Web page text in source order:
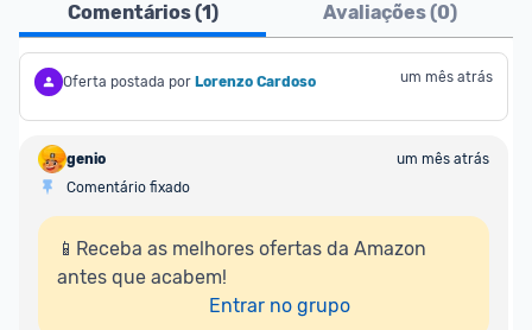
Comentários (1) Avaliações (0)
Oferta postada por Lorenzo Cardoso um mês atrás
genio
um mês atrás
Comentário fixado
📱Receba as melhores ofertas da Amazon
antes que acabem!
Entrar no grupo